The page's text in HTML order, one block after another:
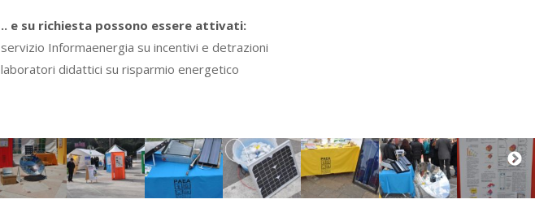
.. e su richiesta possono essere attivati:
servizio Informaenergia su incentivi e detrazioni
laboratori didattici su risparmio energetico